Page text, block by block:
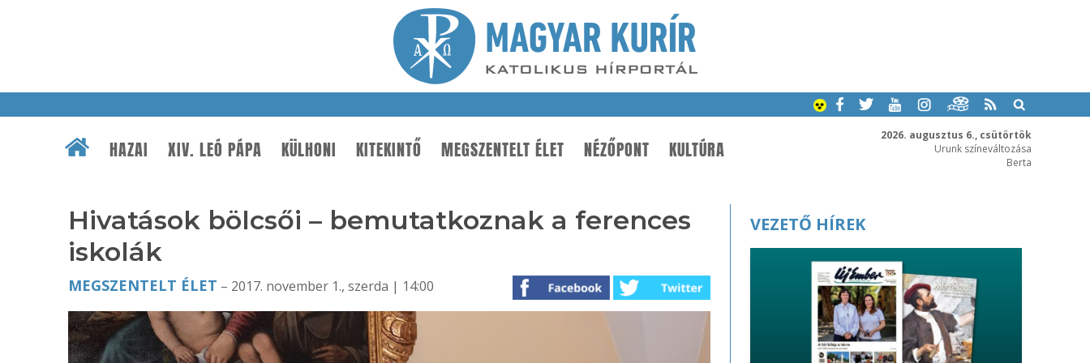
2026. augusztus 6., csütörtök
Urunk színeváltozása
Berta
HAZAI XIV. LEÓ PÁPA KÜLHONI KITEKINTŐ MEGSZENTELT ÉLET NÉZŐPONT KULTÚRA
Hivatások bölcsői – bemutatkoznak a ferences
iskolák
MEGSZENTELT ÉLET – 2017. november 1., szerda | 14:00
VEZETŐ HÍREK